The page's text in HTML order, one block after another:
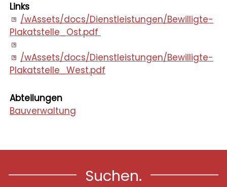
Links
/wAssets/docs/Dienstleistungen/Bewilligte-
Plakatstelle_Ost.pdf
/wAssets/docs/Dienstleistungen/Bewilligte-
Plakatstelle_West.pdf
Abteilungen
Bauverwaltung
Suchen.